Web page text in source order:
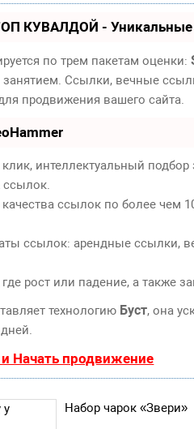
КУВАЛДОЙ - Уникальные
по трем пакетам оценки:
Ссылки, вечные
продвижения вашего сайта.
интеллектуальный
ссылок.
ссылок по более чем
ссылок: арендные ссылки,
рост или падение, а также
технологию Буст, она
Начать продвижение
Набор чарок «Звери»